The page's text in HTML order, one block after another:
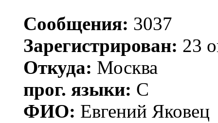
Сообщения: 3037
Зарегистрирован: 23
Откуда: Москва
прог. языки: С
ФИО: Евгений Яковец